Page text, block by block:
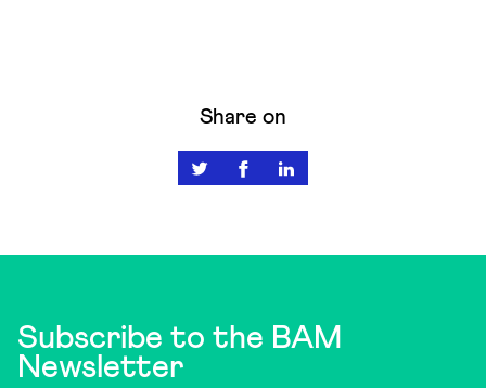
Share on
Subscribe to the BAM
Newsletter